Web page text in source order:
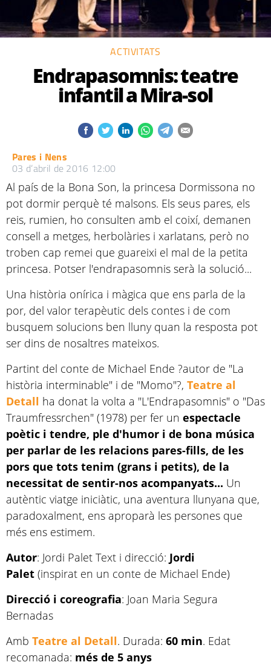
ACTIVITATS
Endrapasomnis: teatre
infantil a Mira-sol
Pares i Nens
03 d’abril de 2016 12:00
Al país de la Bona Son, la princesa Dormissona no
pot dormir perquè té malsons. Els seus pares, els
reis, rumien, ho consulten amb el coixí, demanen
consell a metges, herbolàries i xarlatans, però no
troben cap remei que guareixi el mal de la petita
princesa. Potser l'endrapasomnis serà la solució...
Una història onírica i màgica que ens parla de la
por, del valor terapèutic dels contes i de com
busquem solucions ben lluny quan la resposta pot
ser dins de nosaltres mateixos.
Partint del conte de Michael Ende ?autor de "La
història interminable" i de "Momo"?, Teatre al
Detall ha donat la volta a "L'Endrapasomnis" o "Das
Traumfressrchen" (1978) per fer un espectacle
poètic i tendre, ple d'humor i de bona música
per parlar de les relacions pares-fills, de les
pors que tots tenim (grans i petits), de la
necessitat de sentir-nos acompanyats... Un
autèntic viatge iniciàtic, una aventura llunyana que,
paradoxalment, ens aproparà les persones que
més ens estimem.
Autor: Jordi Palet Text i direcció: Jordi
Palet (inspirat en un conte de Michael Ende)
Direcció i coreografia: Joan Maria Segura
Bernadas
Amb Teatre al Detall. Durada: 60 min. Edat
recomanada: més de 5 anys